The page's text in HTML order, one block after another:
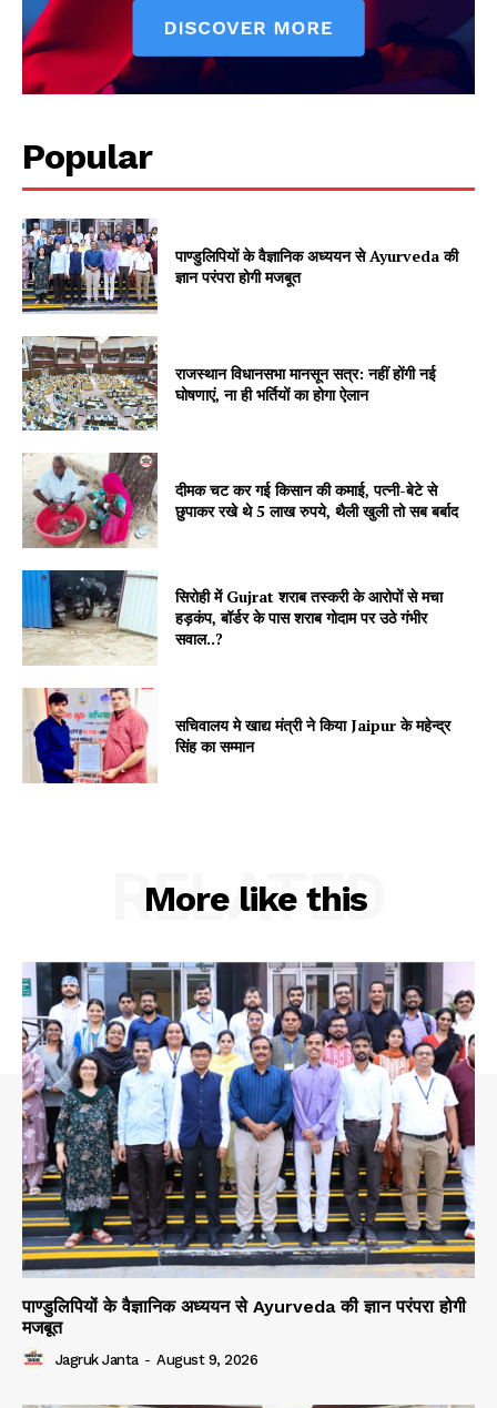
SUBSCRIBE NOW
Company
About
Contact us
Subscription Plans
Popular
पाण्डुलिपियों के वैज्ञानिक अध्ययन से Ayurveda की
ज्ञान परंपरा होगी मजबूत
राजस्थान विधानसभा मानसून सत्र: नहीं होंगी नई
घोषणाएं, ना ही भर्तियों का होगा ऐलान
दीमक चट कर गई किसान की कमाई, पत्नी-बेटे से
छुपाकर रखे थे 5 लाख रुपये, थैली खुली तो सब बर्बाद
सिरोही में Gujrat शराब तस्करी के आरोपों से मचा
हड़कंप, बॉर्डर के पास शराब गोदाम पर उठे गंभीर
सवाल..?
सचिवालय मे खाद्य मंत्री ने किया Jaipur के महेन्द्र
सिंह का सम्मान
More like this
RELATED
पाण्डुलिपियों के वैज्ञानिक अध्ययन से Ayurveda की ज्ञान परंपरा होगी
मजबूत
Jagruk Janta - August 9, 2026